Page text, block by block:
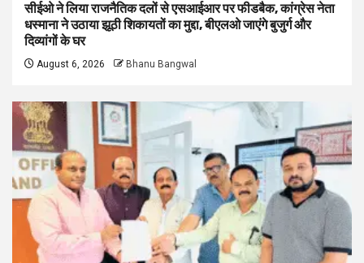
सीईओ ने लिया राजनैतिक दलों से एसआईआर पर फीडबैक, कांग्रेस नेता
धस्माना ने उठाया झूठी शिकायतों का मुद्दा, बीएलओ जाएंगे बुजुर्ग और
दिव्यांगों के घर
August 6, 2026 Bhanu Bangwal